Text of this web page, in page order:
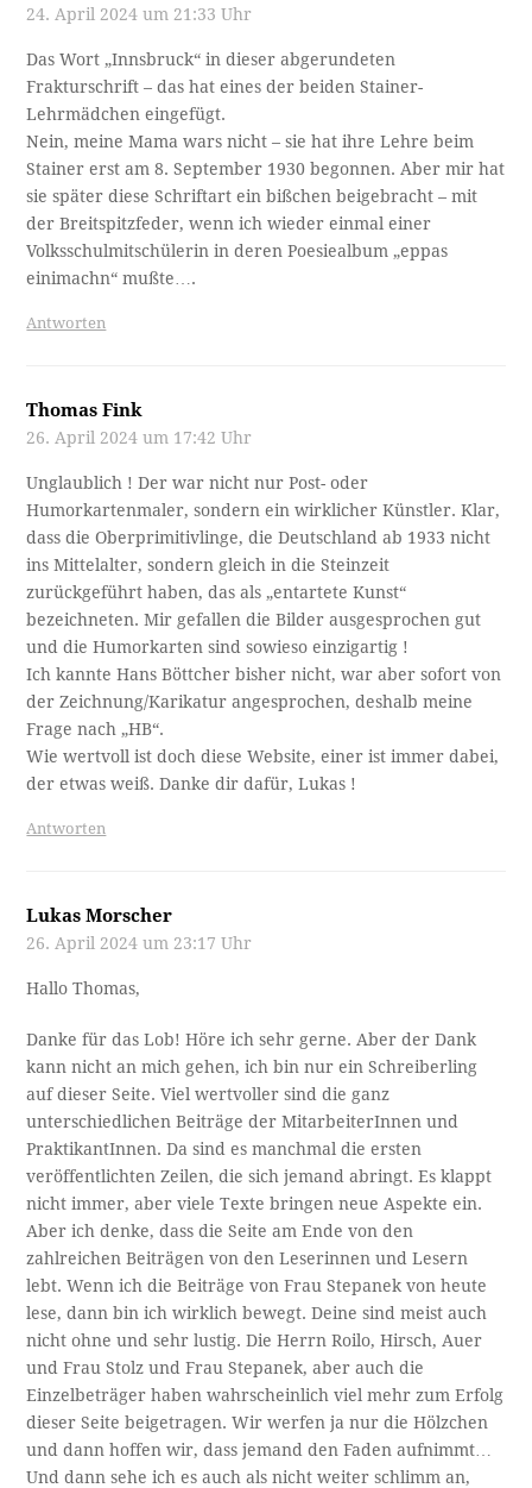
24. April 2024 um 21:33 Uhr
Das Wort „Innsbruck“ in dieser abgerundeten
Frakturschrift – das hat eines der beiden Stainer-
Lehrmädchen eingefügt.
Nein, meine Mama wars nicht – sie hat ihre Lehre beim
Stainer erst am 8. September 1930 begonnen. Aber mir hat
sie später diese Schriftart ein bißchen beigebracht – mit
der Breitspitzfeder, wenn ich wieder einmal einer
Volksschulmitschülerin in deren Poesiealbum „eppas
einimachn“ mußte….
Antworten
Thomas Fink
26. April 2024 um 17:42 Uhr
Unglaublich ! Der war nicht nur Post- oder
Humorkartenmaler, sondern ein wirklicher Künstler. Klar,
dass die Oberprimitivlinge, die Deutschland ab 1933 nicht
ins Mittelalter, sondern gleich in die Steinzeit
zurückgeführt haben, das als „entartete Kunst“
bezeichneten. Mir gefallen die Bilder ausgesprochen gut
und die Humorkarten sind sowieso einzigartig !
Ich kannte Hans Böttcher bisher nicht, war aber sofort von
der Zeichnung/Karikatur angesprochen, deshalb meine
Frage nach „HB“.
Wie wertvoll ist doch diese Website, einer ist immer dabei,
der etwas weiß. Danke dir dafür, Lukas !
Antworten
Lukas Morscher
26. April 2024 um 23:17 Uhr
Hallo Thomas,
Danke für das Lob! Höre ich sehr gerne. Aber der Dank
kann nicht an mich gehen, ich bin nur ein Schreiberling
auf dieser Seite. Viel wertvoller sind die ganz
unterschiedlichen Beiträge der MitarbeiterInnen und
PraktikantInnen. Da sind es manchmal die ersten
veröffentlichten Zeilen, die sich jemand abringt. Es klappt
nicht immer, aber viele Texte bringen neue Aspekte ein.
Aber ich denke, dass die Seite am Ende von den
zahlreichen Beiträgen von den Leserinnen und Lesern
lebt. Wenn ich die Beiträge von Frau Stepanek von heute
lese, dann bin ich wirklich bewegt. Deine sind meist auch
nicht ohne und sehr lustig. Die Herrn Roilo, Hirsch, Auer
und Frau Stolz und Frau Stepanek, aber auch die
Einzelbeträger haben wahrscheinlich viel mehr zum Erfolg
dieser Seite beigetragen. Wir werfen ja nur die Hölzchen
und dann hoffen wir, dass jemand den Faden aufnimmt…
Und dann sehe ich es auch als nicht weiter schlimm an,